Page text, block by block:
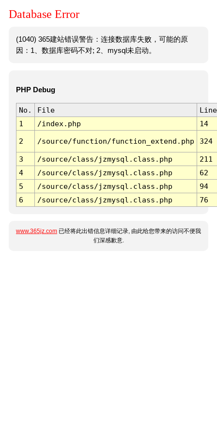
Database Error
(1040) 365建站错误警告：连接数据库失败，可能的原
因：1、数据库密码不对; 2、mysql未启动。
PHP Debug
No. File
Line
1
/index.php 14
2 /source/function/function_extend.php 324
3 /source/class/jzmysql.class.php
211
4
/source/class/jzmysql.class.php
62
5
/source/class/jzmysql.class.php
94
6
/source/class/jzmysql.class.php 76
www.365jz.com 已经将此出错信息详细记录, 由此给您带来的访问不便我
们深感歉意.